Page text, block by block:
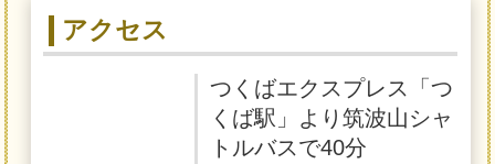
アクセス
つくばエクスプレス「つ
くば駅」より筑波山シャ
トルバスで40分